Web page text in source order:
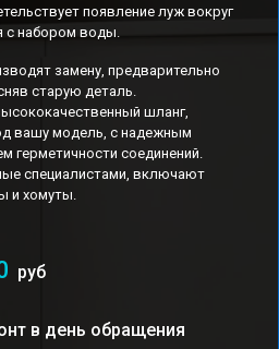
появление луж вокруг
с набором воды.
замену, предварительно
старую деталь.
шланг,
вашу модель, с надежным
герметичности соединений.
специалистами, включают
и хомуты.
руб
в день обращения